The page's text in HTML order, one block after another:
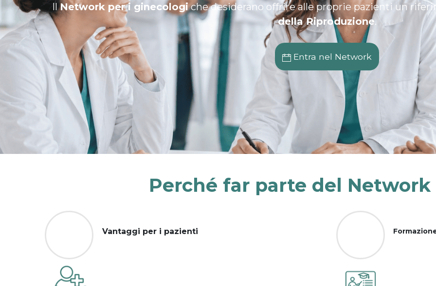
IlNetwork per i ginecologiche desiderano offrire alle proprie pazienti un
della Riproduzione.
Entra nel Network
Perché far parte del Network
Vantaggi per i pazienti